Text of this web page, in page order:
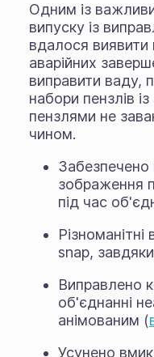
Одним із
випуску із
вдалося виявити
аварійних
виправити ваду,
набори пензлів
пензлями не
чином.
зображення
під час
Різноманітні
snap,
Виправлено
об'єднанні
анімованим (
Усунено